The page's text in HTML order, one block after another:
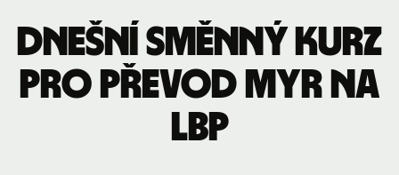
Dnešní směnný kurz
pro převod MYR na
LBP